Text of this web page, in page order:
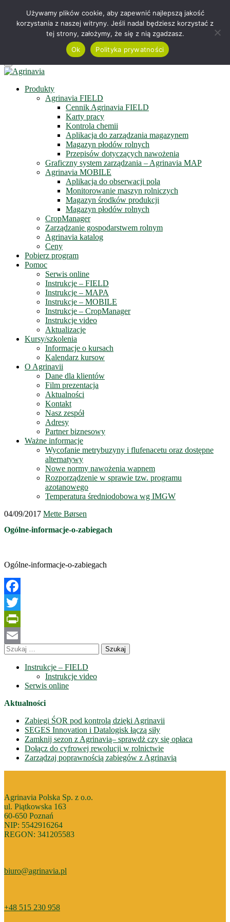
Telefon +48 515 230 958
Serwis online
Zapisz się do newslettera
Obejrzyj film
Menu
Produkty
Agrinavia FIELD
Cennik Agrinavia FIELD
Karty pracy
Kontrola chemii
Aplikacja do zarządzania magazynem
Magazyn płodów rolnych
Przepisów dotyczących nawożenia
Graficzny system zarządzania – Agrinavia MAP
Agrinavia MOBILE
Aplikacja do obserwacji pola
Monitorowanie maszyn rolniczych
Magazyn środków produkcji
Magazyn płodów rolnych
CropManager
Zarządzanie gospodarstwem rolnym
Agrinavia katalog
Ceny
Pobierz program
Pomoc
Serwis online
Instrukcje – FIELD
Instrukcje – MAPA
Instrukcje – MOBILE
Instrukcje – CropManager
Instrukcje video
Aktualizacje
Kursy/szkolenia
Informacje o kursach
Kalendarz kursow
O Agrinavii
Dane dla klientów
Film prezentacja
Aktualności
Kontakt
Nasz zespół
Adresy
Partner biznesowy
Ważne informacje
Wycofanie metrybuzyny i flufenacetu oraz dostępne
alternatywy
Nowe normy nawożenia wapnem
Rozporządzenie w sprawie tzw. programu
azotanowego
Temperatura średniodobowa wg IMGW
04/09/2017 Mette Børsen
Ogólne-informacje-o-zabiegach
Ogólne-informacje-o-zabiegach
Facebook
Twitter
PrintFriendly
Email
Szukaj:
Instrukcje – FIELD
Instrukcje video
Serwis online
Aktualności
Zabiegi ŚOR pod kontrolą dzięki Agrinavii
SEGES Innovation i Datalogisk łączą siły
Zamknij sezon z Agrinavią– sprawdż czy się opłaca
Dołącz do cyfrowej rewolucji w rolnictwie
Zarządzaj poprawnością zabiegów z Agrinavią
Agrinavia Polska Sp. z o.o.
ul. Piątkowska 163
60-650 Poznań
NIP: 5542916264
REGON: 341205583
biuro@agrinavia.pl
+48 515 230 958
Używamy plików cookie, aby zapewnić najlepszą jakość
korzystania z naszej witryny. Jeśli nadal będziesz korzystać z
tej strony, założymy, że się z nią zgadzasz.
Ok
Polityka prywatności